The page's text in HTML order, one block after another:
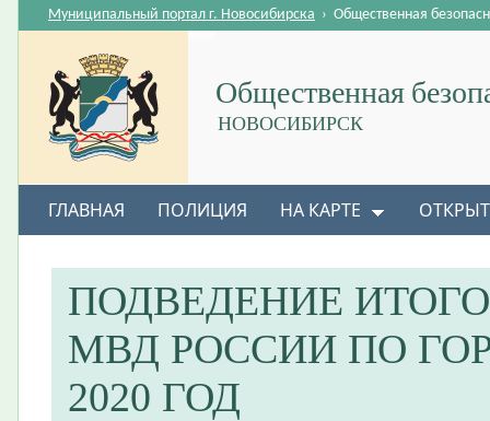
Общественная
НОВОСИБИРСК
Муниципальный портал г. Новосибирска › Общественная
ГЛАВНАЯ ПОЛИЦИЯ НА КАРТЕ
ПОДВЕДЕНИЕ
МВД РОССИИ ПО
2020 ГОД